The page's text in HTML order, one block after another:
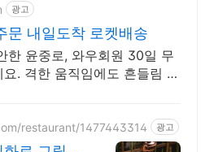
광고
문 내일도착 로켓배송
한 윤중로, 와우회원 30일 무
. 격한 움직임에도 흔들림 없
restaurant/1477443314 광고